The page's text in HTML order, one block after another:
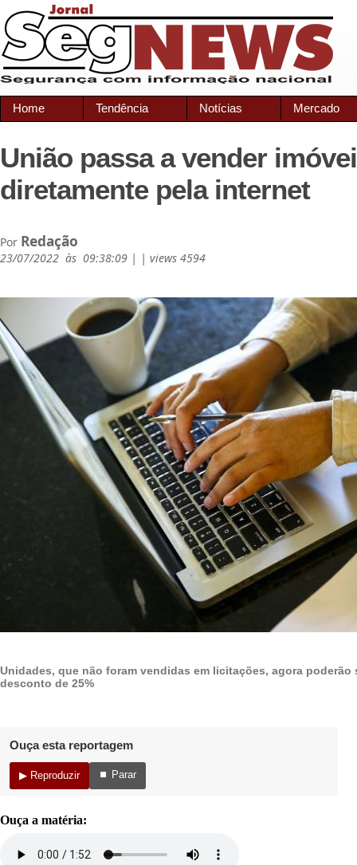
Home Tendência Notícias Mercado
União passa a vender
diretamente pela internet
Por Redação
23/07/2022 às 09:38:09 | | views 4594
Unidades, que não foram vendidas em licitações, agora poderão
desconto de 25%
Ouça esta reportagem
▶ Reproduzir ⏹ Parar
Ouça a matéria: